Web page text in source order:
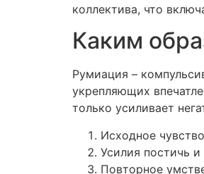
коллектива, что
Каким
Румиация –
укрепляющих
только усиливает
Исходное
Усилия постичь
Повторное